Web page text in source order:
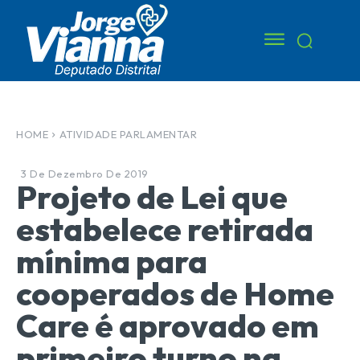
HOME ATIVIDADE PARLAMENTAR
3 De Dezembro De 2019
Projeto de Lei que
estabelece retirada
mínima para
cooperados de Home
Care é aprovado em